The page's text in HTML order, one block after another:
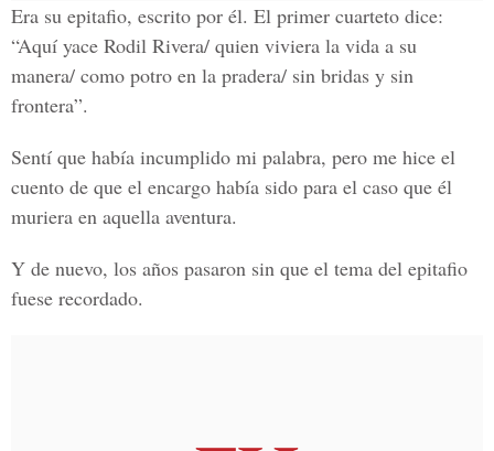
Era su epitafio, escrito por él. El primer cuarteto dice:
“Aquí yace Rodil Rivera/ quien viviera la vida a su
manera/ como potro en la pradera/ sin bridas y sin
frontera”.
Sentí que había incumplido mi palabra, pero me hice el
cuento de que el encargo había sido para el caso que él
muriera en aquella aventura.
Y de nuevo, los años pasaron sin que el tema del epitafio
fuese recordado.